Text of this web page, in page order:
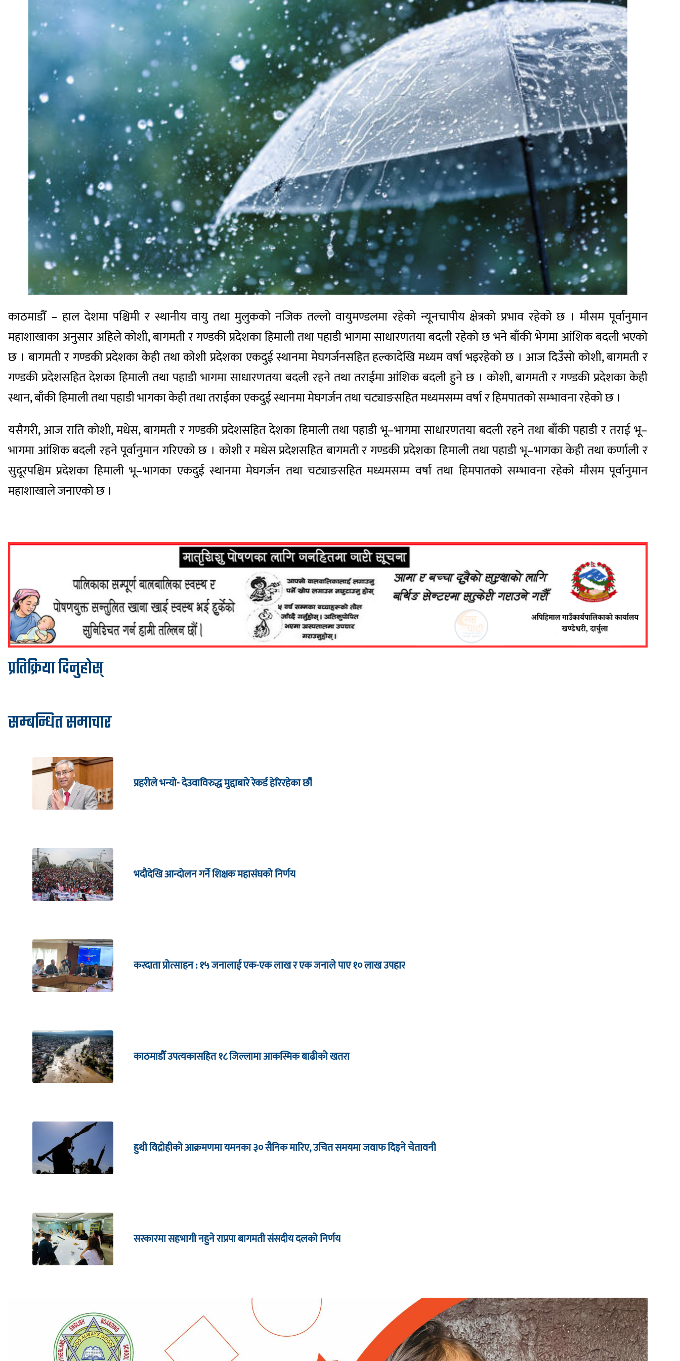
काठमाडौँ – हाल देशमा पश्चिमी र स्थानीय वायु तथा मुलुकको नजिक तल्लो वायुमण्डलमा रहेको न्यूनचापीय क्षेत्रको प्रभाव रहेको छ । मौसम पूर्वानुमान
महाशाखाका अनुसार अहिले कोशी, बागमती र गण्डकी प्रदेशका हिमाली तथा पहाडी भागमा साधारणतया बदली रहेको छ भने बाँकी भेगमा आंशिक बदली भएको
छ । बागमती र गण्डकी प्रदेशका केही तथा कोशी प्रदेशका एकदुई स्थानमा मेघगर्जनसहित हल्कादेखि मध्यम वर्षा भइरहेको छ । आज दिउँसो कोशी, बागमती र
गण्डकी प्रदेशसहित देशका हिमाली तथा पहाडी भागमा साधारणतया बदली रहने तथा तराईमा आंशिक बदली हुने छ । कोशी, बागमती र गण्डकी प्रदेशका केही
स्थान, बाँकी हिमाली तथा पहाडी भागका केही तथा तराईका एकदुई स्थानमा मेघगर्जन तथा चट्याङसहित मध्यमसम्म वर्षा र हिमपातको सम्भावना रहेको छ ।
यसैगरी, आज राति कोशी, मधेस, बागमती र गण्डकी प्रदेशसहित देशका हिमाली तथा पहाडी भू–भागमा साधारणतया बदली रहने तथा बाँकी पहाडी र तराई भू–
भागमा आंशिक बदली रहने पूर्वानुमान गरिएको छ । कोशी र मधेस प्रदेशसहित बागमती र गण्डकी प्रदेशका हिमाली तथा पहाडी भू–भागका केही तथा कर्णाली र
सुदूरपश्चिम प्रदेशका हिमाली भू–भागका एकदुई स्थानमा मेघगर्जन तथा चट्याङसहित मध्यमसम्म वर्षा तथा हिमपातको सम्भावना रहेको मौसम पूर्वानुमान
महाशाखाले जनाएको छ ।
प्रतिक्रिया दिनुहोस्
सम्बन्धित समाचार
प्रहरीले भन्यो- देउवाविरुद्ध मुद्दाबारे रेकर्ड हेरिरहेका छौँ
भदौदेखि आन्दोलन गर्ने शिक्षक महासंघको निर्णय
करदाता प्रोत्साहन : १५ जनालाई एक-एक लाख र एक जनाले पाए १० लाख उपहार
काठमाडौँ उपत्यकासहित १८ जिल्लामा आकस्मिक बाढीको खतरा
हुथी विद्रोहीको आक्रमणमा यमनका ३० सैनिक मारिए, उचित समयमा जवाफ दिइने चेतावनी
सरकारमा सहभागी नहुने राप्रपा बागमती संसदीय दलको निर्णय